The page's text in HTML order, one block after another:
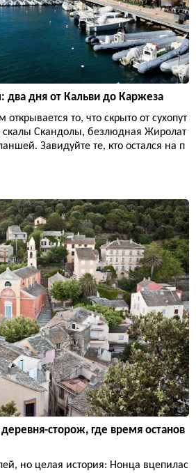
два дня от Кальви до Каржеза
то, что скрыто от сухопут
скалы Скандолы, безлюдная Жиролат
Завидуйте те, кто остался на п
сторож, где время останов
но целая история: Нонца вцепилас